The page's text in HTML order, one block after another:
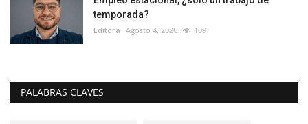
temporada?
Editora Agosto 4, 2026 109
PALABRAS CLAVES